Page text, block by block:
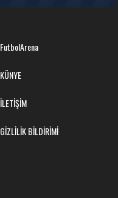
FutbolArena
KÜNYE
İLETİŞİM
GİZLİLİK BİLDİRİMİ